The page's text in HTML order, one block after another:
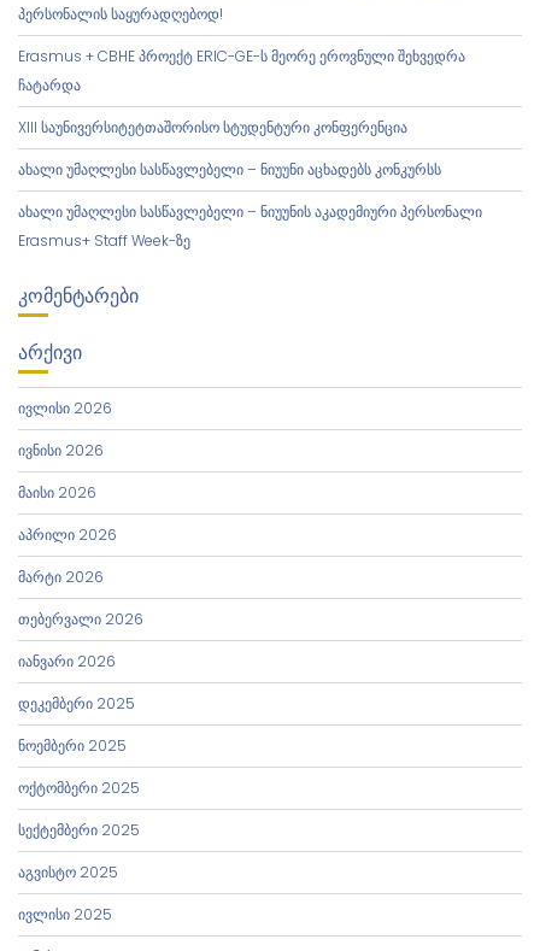
პერსონალის საყურადღებოდ!
Erasmus + CBHE პროექტ ERIC-GE-ს მეორე ეროვნული შეხვედრა
ჩატარდა
XIII საუნივერსიტეტთაშორისო სტუდენტური კონფერენცია
ახალი უმაღლესი სასწავლებელი – ნიუუნი აცხადებს კონკურსს
ახალი უმაღლესი სასწავლებელი – ნიუუნის აკადემიური პერსონალი
Erasmus+ Staff Week-ზე
ᲙᲝᲛᲔᲜᲢᲐᲠᲔᲑᲘ
ᲐᲠᲥᲘᲕᲘ
ივლისი 2026
ივნისი 2026
მაისი 2026
აპრილი 2026
მარტი 2026
თებერვალი 2026
იანვარი 2026
დეკემბერი 2025
ნოემბერი 2025
ოქტომბერი 2025
სექტემბერი 2025
აგვისტო 2025
ივლისი 2025